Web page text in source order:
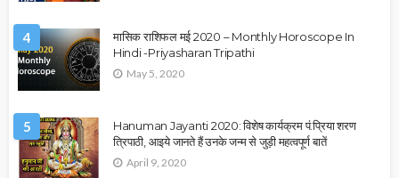
4
मासिक राशिफल मई 2020 – Monthly Horoscope In
Hindi -Priyasharan Tripathi
May 5, 2020
5
Hanuman Jayanti 2020: विशेष कार्यक्रम पं.प्रिया शरण
त्रिपाठी, आइये जानते हैं उनके जन्म से जुड़ी महत्वपूर्ण बातें
April 9, 2020